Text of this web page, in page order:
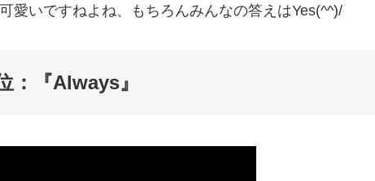
愛いですねよね、もちろんみんなの答えはYes(^^)/
：『Always』